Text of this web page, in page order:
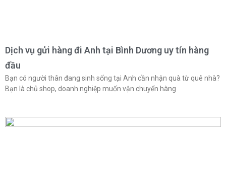
Dịch vụ gửi hàng đi Anh tại Bình Dương uy tín hàng
đầu
Bạn có người thân đang sinh sống tại Anh cần nhận quà từ quê nhà?
Bạn là chủ shop, doanh nghiệp muốn vận chuyển hàng